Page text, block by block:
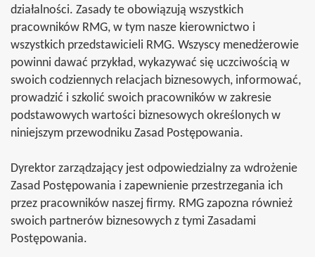
działalności. Zasady te obowiązują wszystkich
pracowników RMG, w tym nasze kierownictwo i
wszystkich przedstawicieli RMG. Wszyscy menedżerowie
powinni dawać przykład, wykazywać się uczciwością w
swoich codziennych relacjach biznesowych, informować,
prowadzić i szkolić swoich pracowników w zakresie
podstawowych wartości biznesowych określonych w
niniejszym przewodniku Zasad Postępowania.
Dyrektor zarządzający jest odpowiedzialny za wdrożenie
Zasad Postępowania i zapewnienie przestrzegania ich
przez pracowników naszej firmy. RMG zapozna również
swoich partnerów biznesowych z tymi Zasadami
Postępowania.